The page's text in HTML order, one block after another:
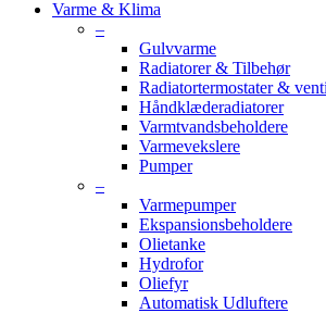
Varme & Klima
–
Gulvvarme
Radiatorer & Tilbehør
Radiatortermostater &
Håndklæderadiatorer
Varmtvandsbeholdere
Varmevekslere
Pumper
–
Varmepumper
Ekspansionsbeholdere
Olietanke
Hydrofor
Oliefyr
Automatisk Udluftere